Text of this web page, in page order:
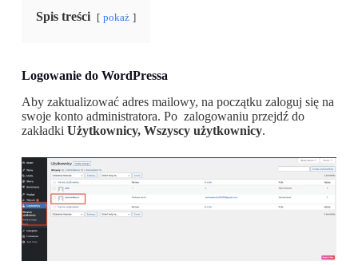
Spis treści pokaż
Logowanie do WordPressa
Aby zaktualizować adres mailowy, na początku zaloguj się na
swoje konto administratora. Po zalogowaniu przejdź do
zakładki Użytkownicy, Wszyscy użytkownicy.